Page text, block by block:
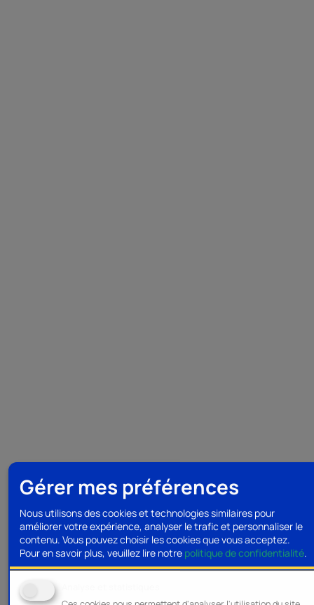
Gérer mes préférences
Nous utilisons des cookies et technologies similaires pour
améliorer votre expérience, analyser le trafic et personnaliser le
contenu. Vous pouvez choisir les cookies que vous acceptez.
Pour en savoir plus, veuillez lire notre politique de confidentialité.